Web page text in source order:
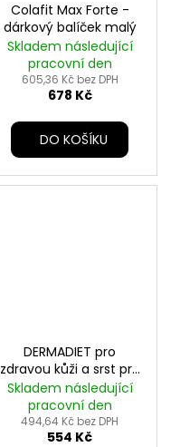
Colafit Max Forte -
dárkový balíček malý
Skladem následující
pracovní den
605,36 Kč bez DPH
678 Kč
DO KOŠÍKU
DERMADIET pro
zdravou kůži a srst pro
psy 60tbl
Skladem následující
pracovní den
494,64 Kč bez DPH
554 Kč